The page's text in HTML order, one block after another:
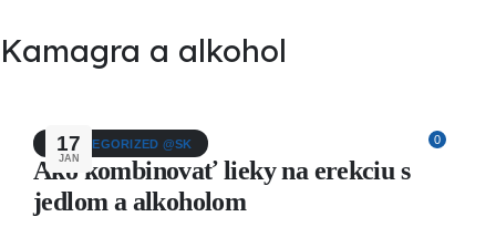
Kamagra a alkohol
17
JAN
0
UNCATEGORIZED @SK
Ako kombinovať lieky na erekciu s
jedlom a alkoholom